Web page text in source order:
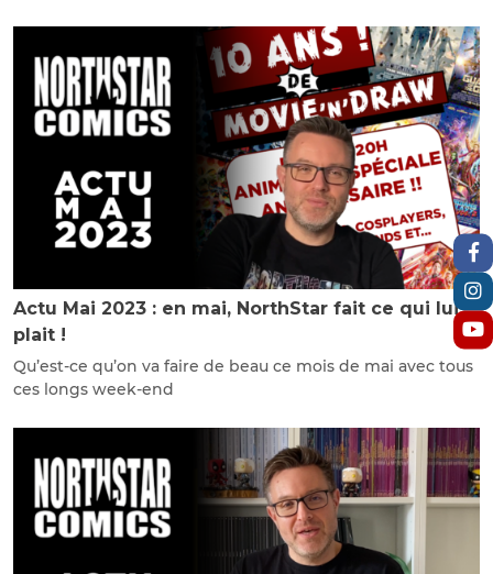
Actu Mai 2023 : en mai, NorthStar fait ce qui lui
plait !
Qu’est-ce qu’on va faire de beau ce mois de mai avec tous
ces longs week-end